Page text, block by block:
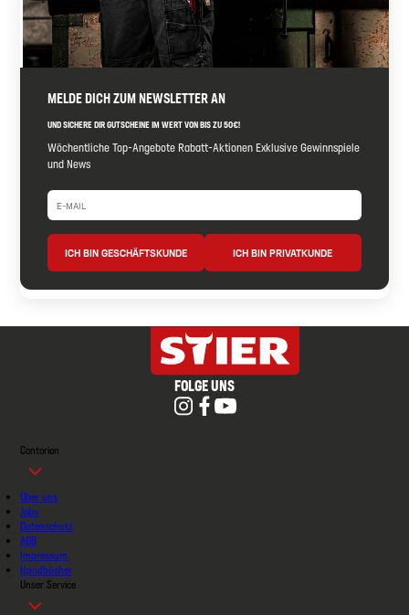
MELDE DICH ZUM NEWSLETTER AN
UND SICHERE DIR GUTSCHEINE IM WERT VON BIS ZU 50€!
Wöchentliche Top-Angebote Rabatt-Aktionen Exklusive Gewinnspiele
und News
ICH BIN GESCHÄFTSKUNDE ICH BIN PRIVATKUNDE
FOLGE UNS
Contorion
Über uns
Jobs
Datenschutz
AGB
Impressum
Handbücher
Unser Service